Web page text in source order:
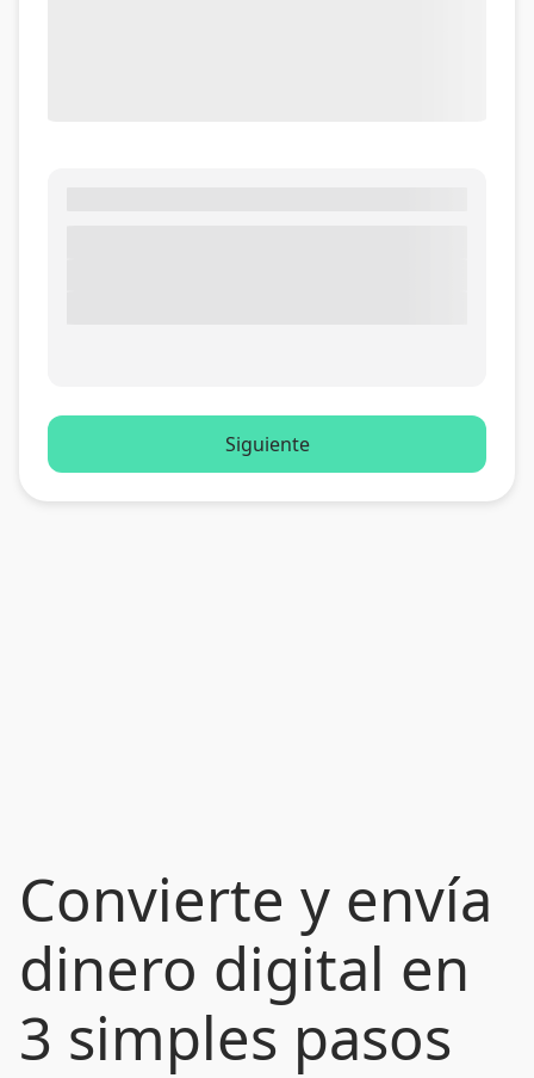
Convierte y envía
dinero digital en
3 simples pasos
Siguiente